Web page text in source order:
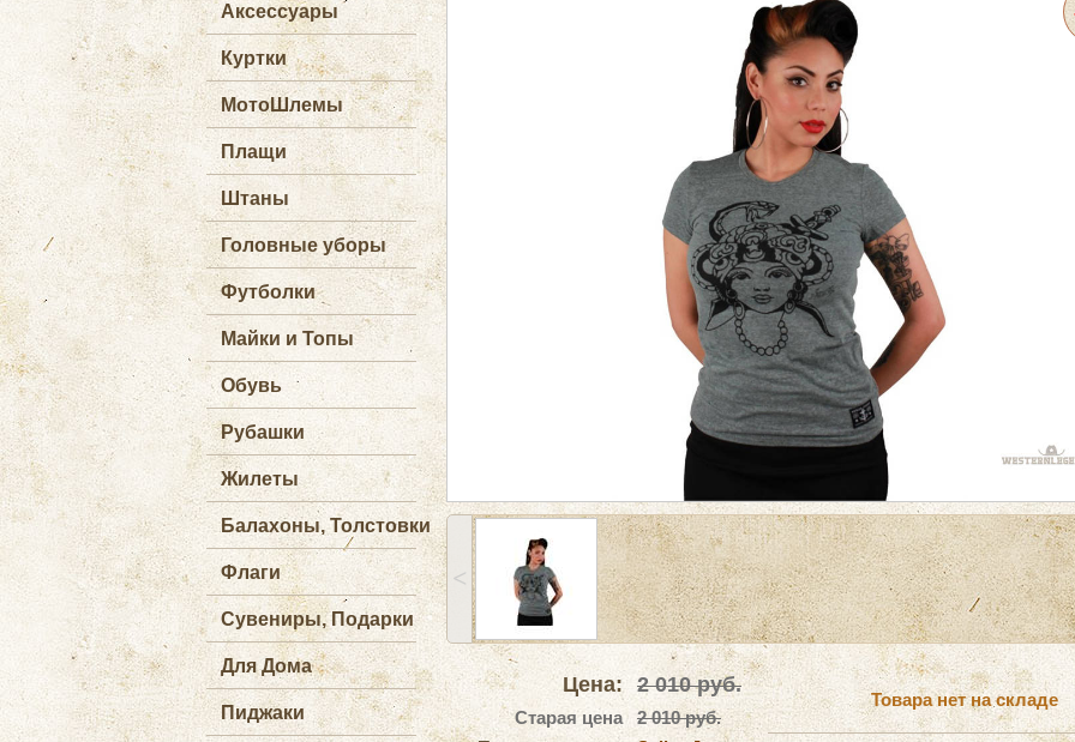
Аксессуары
Куртки
МотоШлемы
Плащи
Штаны
Головные уборы
Футболки
Майки и Топы
Обувь
Рубашки
Жилеты
Балахоны, Толстовки
Флаги
Сувениры, Подарки
Для Дома
Пиджаки
˂
Цена: 2 010руб.
Старая цена
2 010 руб.
Товара нет на складе